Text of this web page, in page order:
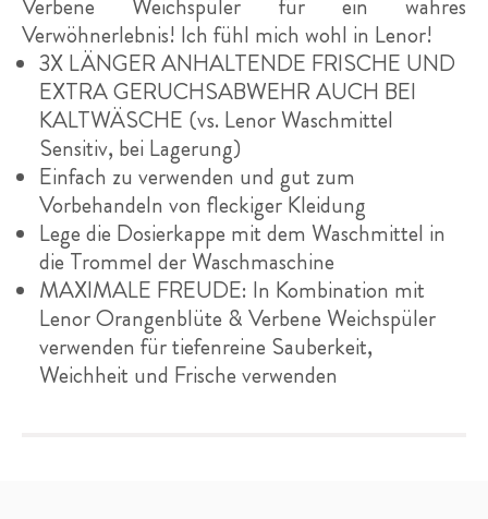
Verbene Weichspüler für ein wahres
Verwöhnerlebnis! Ich fühl mich wohl in Lenor!
3X LÄNGER ANHALTENDE FRISCHE UND
EXTRA GERUCHSABWEHR AUCH BEI
KALTWÄSCHE (vs. Lenor Waschmittel
Sensitiv, bei Lagerung)
Einfach zu verwenden und gut zum
Vorbehandeln von fleckiger Kleidung
Lege die Dosierkappe mit dem Waschmittel in
die Trommel der Waschmaschine
MAXIMALE FREUDE: In Kombination mit
Lenor Orangenblüte & Verbene Weichspüler
verwenden für tiefenreine Sauberkeit,
Weichheit und Frische verwenden